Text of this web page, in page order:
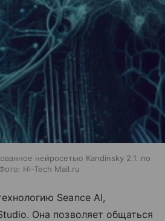
нейросетью Kandinsky 2.1. по
Hi-Tech Mail.ru
Seance AI,
Она позволяет общаться